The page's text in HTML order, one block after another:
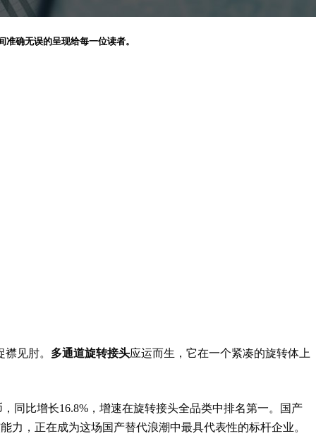
确无误的呈现给每一位读者。
见肘。 多通道旋转接头应运而生，它在一个紧凑的旋转体上
同比增长16.8%，增速在旋转接头全品类中排名第一。国产
力，正在成为这场国产替代浪潮中最具代表性的标杆企业。